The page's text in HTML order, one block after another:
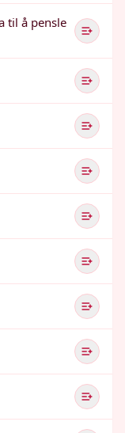
til å pensle